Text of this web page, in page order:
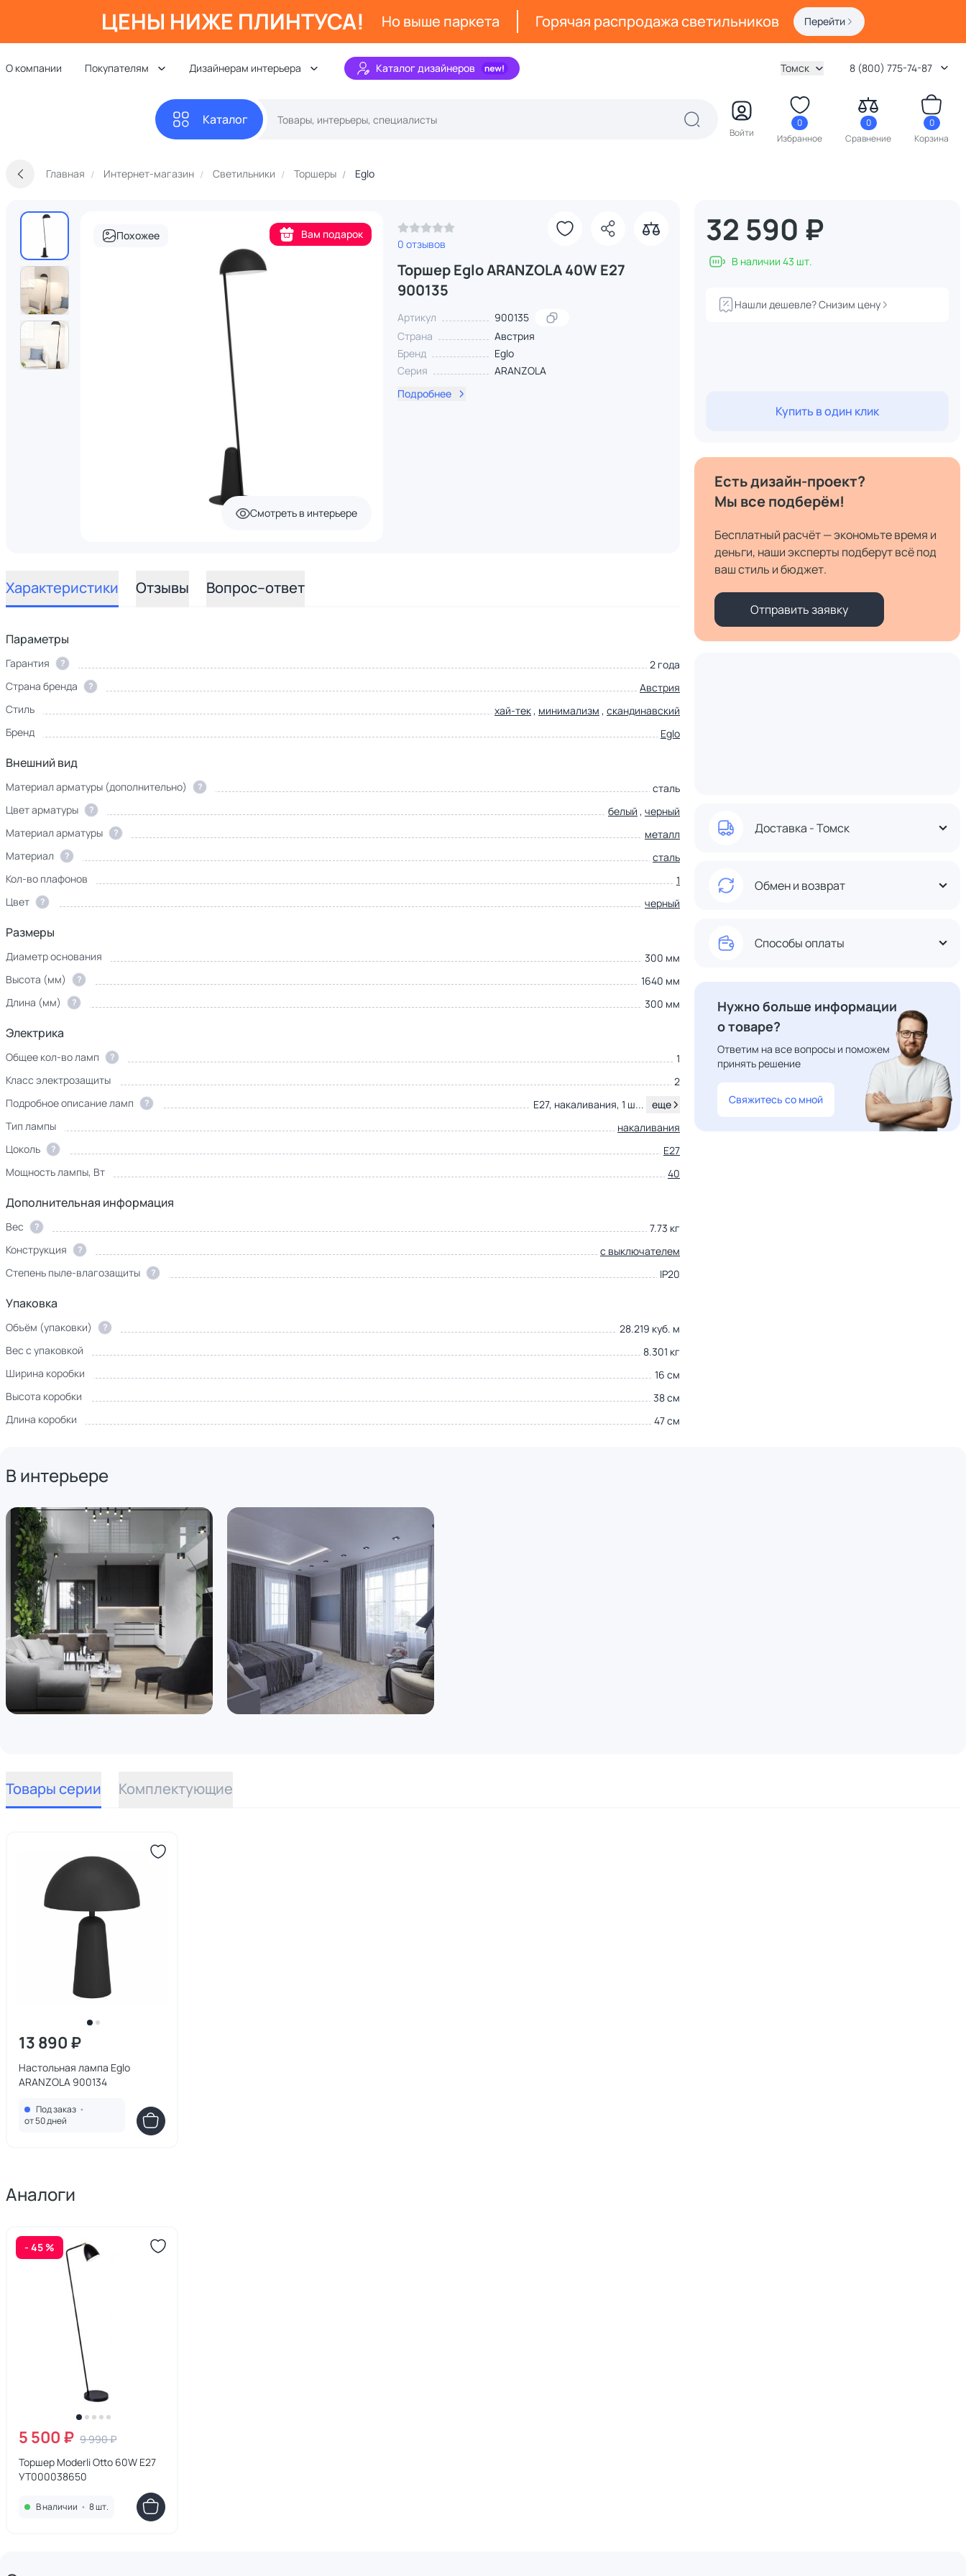
ЦЕНЫ НИЖЕ ПЛИНТУСА! Но выше паркета Горячая распродажа светильников Перейти
О компании Покупателям Дизайнерам интерьера Каталог дизайнеров Томск 8 (800) 775-74-87
Каталог
Войти
0
Избранное
0
Сравнение
0
Корзина
Главная Интернет-магазин Светильники Торшеры Eglo
Похожее Вам подарок
Смотреть в интерьере
0 отзывов
Торшер Eglo ARANZOLA 40W E27
900135
Артикул
900135
Страна
Австрия
Бренд
Eglo
Серия
ARANZOLA
Подробнее
Характеристики Отзывы Вопрос–ответ
Параметры
Гарантия ?
2 года
Страна бренда
?
Австрия
Стиль
хай-тек, минимализм , скандинавский
Бренд
Eglo
Внешний вид
Материал арматуры (дополнительно) ?
сталь
Цвет арматуры
? белый , черный
Материал арматуры
?
металл
Материал
?
сталь
Кол-во плафонов
1
Цвет
? черный
Размеры
Диаметр основания
300 мм
Высота (мм)
?
1640 мм
Длина (мм)
? 300 мм
Электрика
Общее кол-во ламп ?
1
Класс электрозащиты
2
Подробное описание ламп
? E27, накаливания, 1 ш... еще
Закрыть
Тип лампы
накаливания
Цоколь
?
E27
Мощность лампы, Вт
40
Дополнительная информация
Вес ?
7.73 кг
Конструкция
?
с выключателем
Степень пыле-влагозащиты
? IP20
Упаковка
Объём (упаковки) ?
28.219 куб. м
Вес с упаковкой
8.301 кг
Ширина коробки
16 см
Высота коробки
38 см
Длина коробки
47 см
32 590 ₽
В наличии 43 шт.
Нашли дешевле? Снизим цену
Купить в один клик
Есть дизайн-проект?
Мы все подберём!
Бесплатный расчёт — экономьте время и
деньги, наши эксперты подберут всё под
ваш стиль и бюджет.
Отправить заявку
Доставка - Томск
Обмен и возврат
Способы оплаты
Нужно больше информации
о товаре?
Ответим на все вопросы и поможем
принять решение
Свяжитесь со мной
В интерьере
Товары серии Комплектующие
13 890 ₽
Настольная лампа Eglo
ARANZOLA 900134
Под заказ •
от 50 дней
Аналоги
- 45 %
5 500 ₽ 9 990 ₽
Торшер Moderli Otto 60W E27
УТ000038650
В наличии • 8 шт.